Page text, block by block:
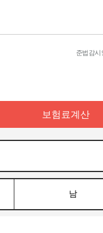
준법감시
보험료계산
남